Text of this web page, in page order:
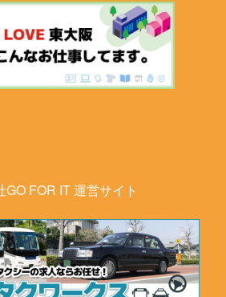
GO FOR IT 運営サイト